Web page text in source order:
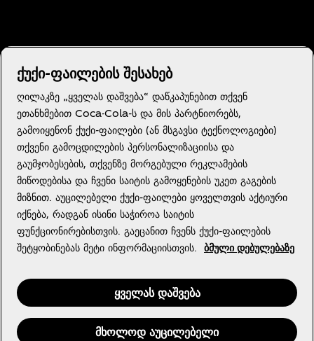
გჭირდებათ დახმარება?
მომხმარებლის კონფիդենციალურობის შეტყobინება
გამოყენების პირობები
ქუქი ფაილების პარამეტრები
ქუქი-ფაილების შესახებ
ღილაკზე „ყველას დაშვება“ დაწკაპუნებით თქვენ
ეთანხმებით Coca-Cola-ს და მის პარტნიორებს,
გამოიყენონ ქუქი-ფაილები (ან მსგავსი ტექნოლოგიები)
თქვენი გამოცდილების პერსონალიზაციისა და
გაუმჯობესების, თქვენზე მორგებული რეკლამების
მიწოდებისა და ჩვენი საიტის გამოყენების უკეთ გაგების
მიზნით. აუცილებელი ქუქი-ფაილები ყოველთვის აქტიური
იქნება, რადგან ისინი საჭიროა საიტის
ფუნქციონირებისთვის. გაეცანით ჩვენს ქუქი-ფაილების
შეტყობინებას მეტი ინფორმაციისთვის.
ბმული დებულებაზე
ყველას დაშვება
მხოლოდ აუცილებელი